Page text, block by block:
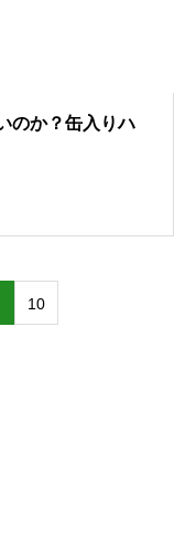
のか？缶入りハ
10